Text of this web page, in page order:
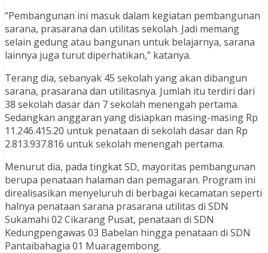
“Pembangunan ini masuk dalam kegiatan pembangunan
sarana, prasarana dan utilitas sekolah. Jadi memang
selain gedung atau bangunan untuk belajarnya, sarana
lainnya juga turut diperhatikan,” katanya.
Terang dia, sebanyak 45 sekolah yang akan dibangun
sarana, prasarana dan utilitasnya. Jumlah itu terdiri dari
38 sekolah dasar dan 7 sekolah menengah pertama.
Sedangkan anggaran yang disiapkan masing-masing Rp
11.246.415.20 untuk penataan di sekolah dasar dan Rp
2.813.937.816 untuk sekolah menengah pertama.
Menurut dia, pada tingkat SD, mayoritas pembangunan
berupa penataan halaman dan pemagaran. Program ini
direalisasikan menyeluruh di berbagai kecamatan seperti
halnya penataan sarana prasarana utilitas di SDN
Sukamahi 02 Cikarang Pusat, penataan di SDN
Kedungpengawas 03 Babelan hingga penataan di SDN
Pantaibahagia 01 Muaragembong.